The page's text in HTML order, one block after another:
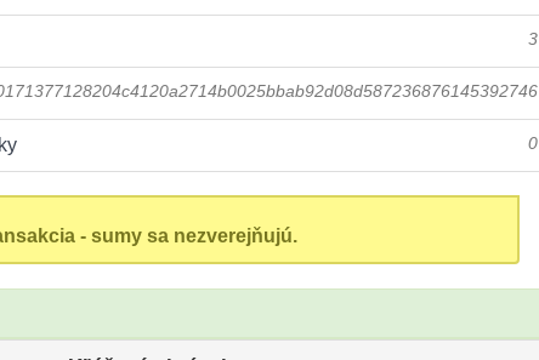
3
0
- sumy sa nezverejňujú.